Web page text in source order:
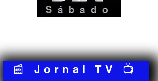
📰 Jornal TV 📺